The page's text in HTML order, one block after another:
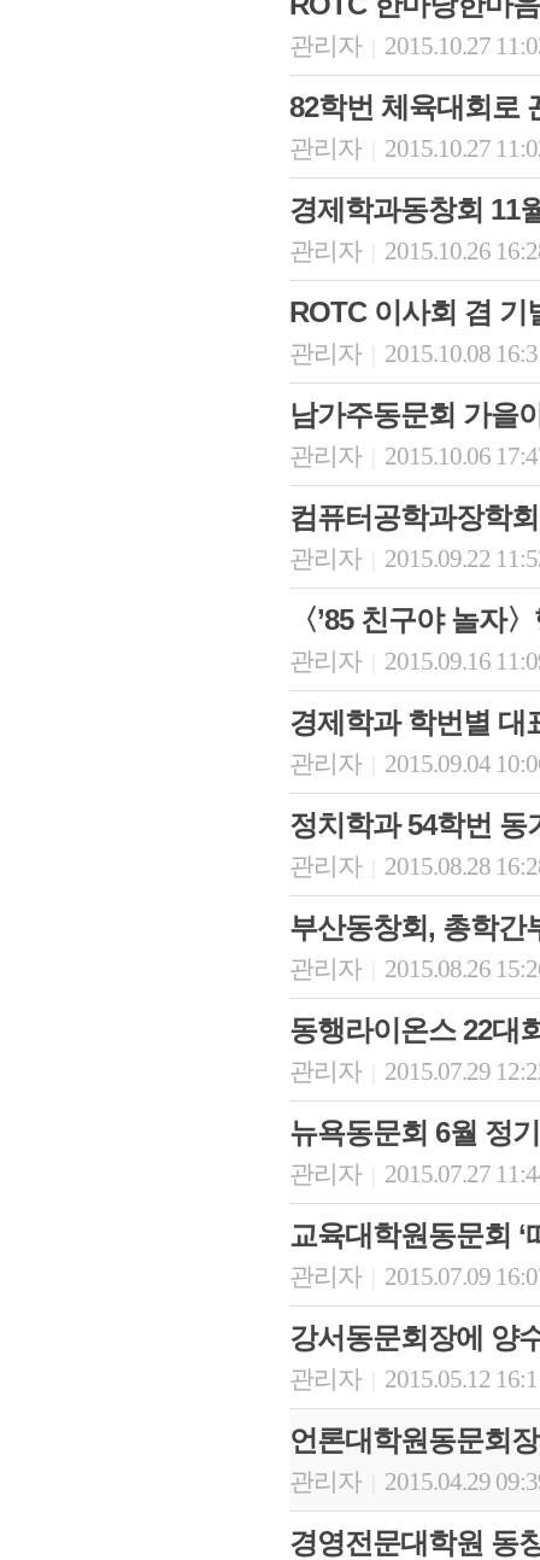
관리자 2015.10.27
82학번 체육대회로
관리자 2015.10.27
경제학과동창회 11
관리자 2015.10.26
ROTC 이사회 겸 기
관리자 2015.10.08
남가주동문회 가을
관리자 2015.10.06
컴퓨터공학과장학
관리자 2015.09.22
〈’85 친구야 놀자
관리자 2015.09.16
경제학과 학번별 대
관리자 2015.09.04
정치학과 54학번 동
관리자 2015.08.28
부산동창회, 총학간
관리자 2015.08.26
동행라이온스 22대
관리자 2015.07.29
뉴욕동문회 6월 정
관리자 2015.07.27
교육대학원동문회 ‘
관리자 2015.07.09
강서동문회장에 양
관리자 2015.05.12
언론대학원동문회
관리자 2015.04.29
경영전문대학원 동